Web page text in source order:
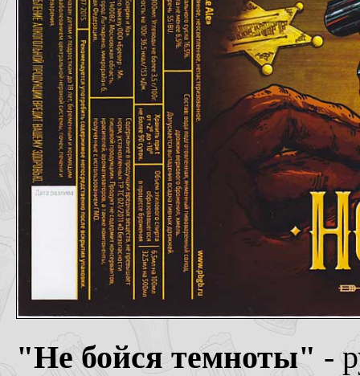
"Не бойся темноты" -